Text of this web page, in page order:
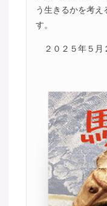
う生きるかを考え
す。
２０２５年５月